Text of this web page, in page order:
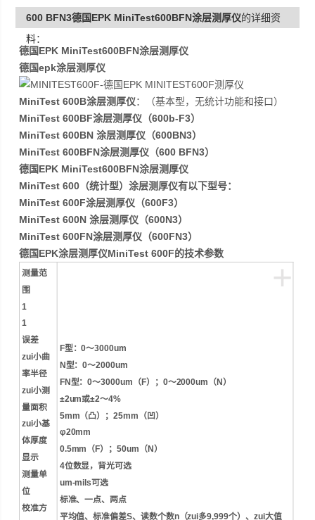
600 BFN3德国EPK MiniTest600BFN涂层测厚仪的详细资
料：
德国EPK MiniTest600BFN涂层测厚仪
德国epk涂层测厚仪
MiniTest 600B涂层测厚仪：（基本型，无统计功能和接口）
MiniTest 600BF涂层测厚仪（600b-F3）
MiniTest 600BN 涂层测厚仪（600BN3）
MiniTest 600BFN涂层测厚仪（600 BFN3）
德国EPK MiniTest600BFN涂层测厚仪
MiniTest 600（统计型）涂层测厚仪有以下型号：
MiniTest 600F涂层测厚仪（600F3）
MiniTest 600N 涂层测厚仪（600N3）
MiniTest 600FN涂层测厚仪（600FN3）
德国EPK涂层测厚仪MiniTest 600F的技术参数
+
测量范
围
1
1
误差
zui小曲
率半径
zui小测
量面积
zui小基
体厚度
显示
测量单
位
校准方
F型：0～3000um
N型：0～2000um
FN型：0～3000um（F）；0～2000um（N）
±2um或±2～4%
5mm（凸）；25mm（凹）
φ20mm
0.5mm（F）；50um（N）
4位数显，背光可选
um-mils可选
标准、一点、两点
平均值、标准偏差S、读数个数n（zui多9,999个）、zui大值